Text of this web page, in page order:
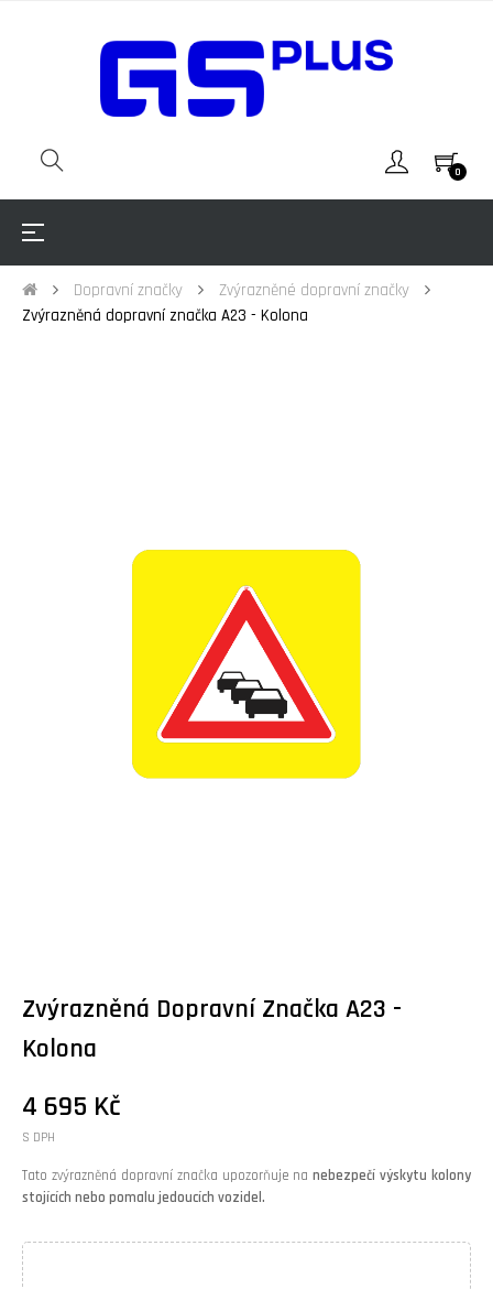
0
Toggle
☰
Dopravní značky
Zvýrazněné dopravní značky
Zvýrazněná dopravní značka A23 - Kolona
Zvýrazněná Dopravní Značka A23 -
Kolona
4 695 Kč
S DPH
Tato zvýrazněná dopravní značka upozorňuje na nebezpečí výskytu kolony
stojících nebo pomalu jedoucích vozidel.